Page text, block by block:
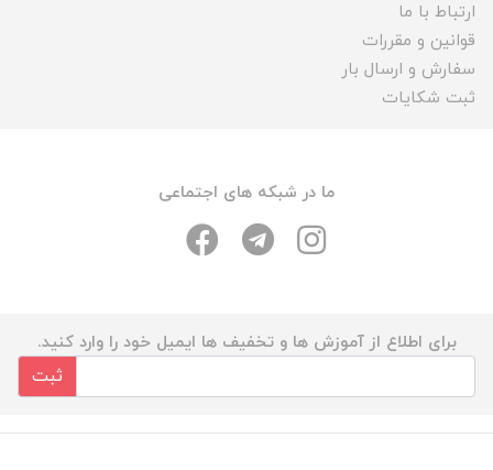
ارتباط با ما
قوانین و مقررات
سفارش و ارسال بار
ثبت شکایات
ما در شبکه های اجتماعی
برای اطلاع از آموزش ها و تخفیف ها ایمیل خود را وارد کنید.
ثبت